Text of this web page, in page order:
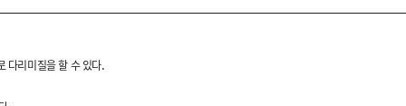
다리미질을 할 수 있다.